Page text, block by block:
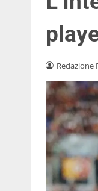
Redazione